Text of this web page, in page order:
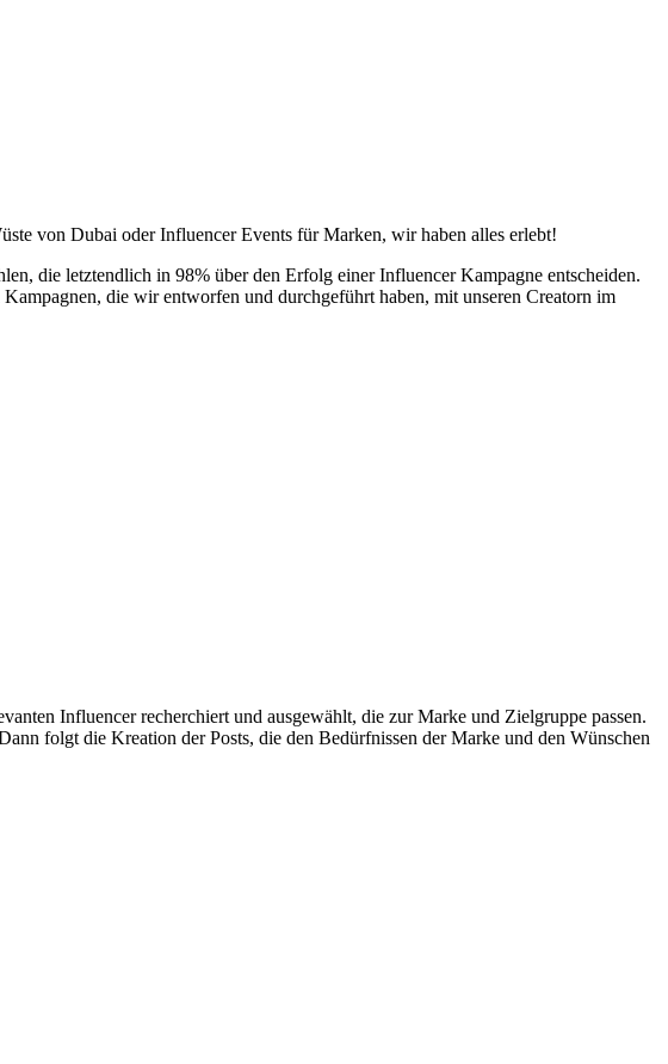
von Dubai oder Influencer Events für Marken, wir haben alles erlebt!
die letztendlich in 98% über den Erfolg einer Influencer Kampagne entscheiden.
die wir entworfen und durchgeführt haben, mit unseren Creatorn im
Influencer recherchiert und ausgewählt, die zur Marke und Zielgruppe passen.
folgt die Kreation der Posts, die den Bedürfnissen der Marke und den Wünschen